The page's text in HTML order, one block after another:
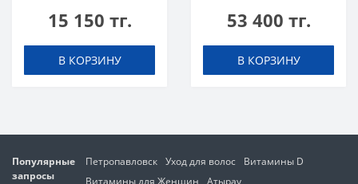
15 150 тг.
В КОРЗИНУ
53 400 тг.
В КОРЗИНУ
Популярные
запросы
Петропавловск Уход для волос
Витамины D
Витамины для Женщин
Атырау